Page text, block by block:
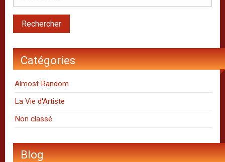
Catégories
Almost Random
La Vie d'Artiste
Non classé
Blog